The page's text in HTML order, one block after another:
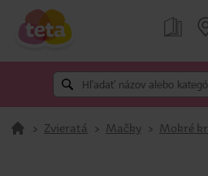
> Zvieratá > Mačky > Mokré